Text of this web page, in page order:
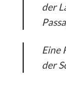
der
Eine
der